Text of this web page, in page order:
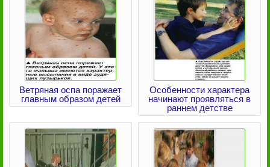
Ветряная оспа поражает
главным образом детей
Особенности характера
начинают проявляться в
раннем детстве